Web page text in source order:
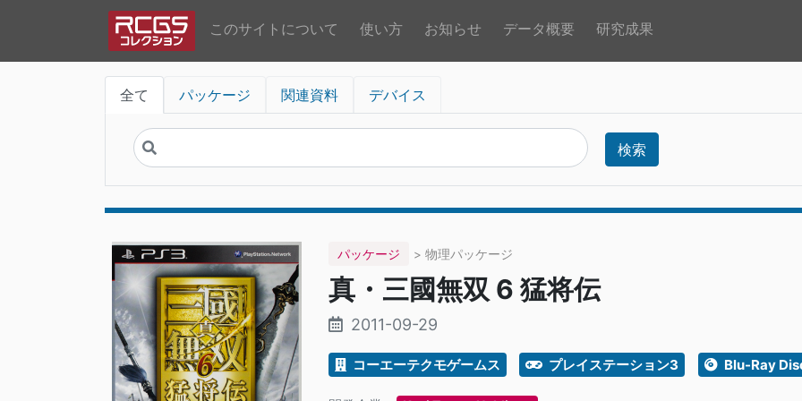
このサイトについて 使い方 お知らせ データ概要 研究成果
全て パッケージ 関連資料 デバイス
検索
パッケージ > 物理パッケージ
真・三國無双 6 猛将伝
2011-09-29
コーエーテクモゲームス プレイステーション3 Blu-Ray